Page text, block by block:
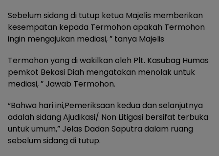
Sebelum sidang di tutup ketua Majelis memberikan
kesempatan kepada Termohon apakah Termohon
ingin mengajukan mediasi, ” tanya Majelis
Termohon yang di wakilkan oleh Plt. Kasubag Humas
pemkot Bekasi Diah mengatakan menolak untuk
mediasi, ” Jawab Termohon.
“Bahwa hari ini,Pemeriksaan kedua dan selanjutnya
adalah sidang Ajudikasi/ Non Litigasi bersifat terbuka
untuk umum,” Jelas Dadan Saputra dalam ruang
sebelum sidang di tutup.